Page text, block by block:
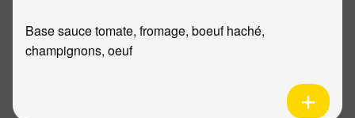
Base sauce tomate, fromage, boeuf haché,
champignons, oeuf